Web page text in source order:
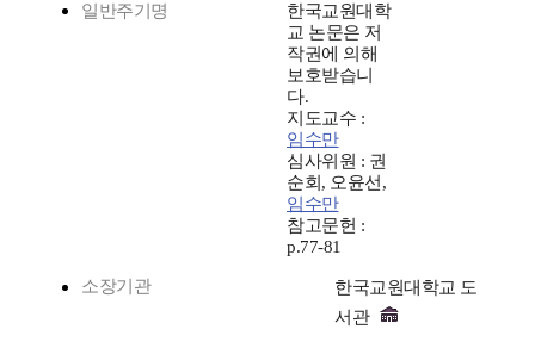
일반주기명
한국교원대학
교 논문은 저
작권에 의해
보호받습니
다.
지도교수 :
임수만
심사위원 : 권
순회, 오윤선,
임수만
참고문헌 :
p.77-81
소장기관
한국교원대학교 도
서관